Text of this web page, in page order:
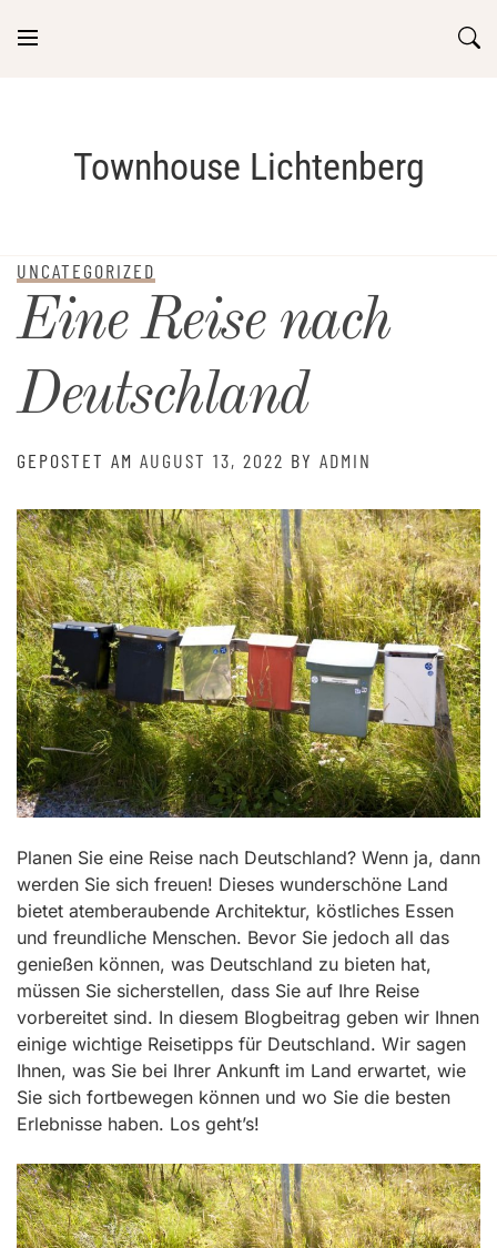
Townhouse Lichtenberg
UNCATEGORIZED
Eine Reise nach
Deutschland
GEPOSTET AM AUGUST 13, 2022 BY ADMIN
Planen Sie eine Reise nach Deutschland? Wenn ja, dann
werden Sie sich freuen! Dieses wunderschöne Land
bietet atemberaubende Architektur, köstliches Essen
und freundliche Menschen. Bevor Sie jedoch all das
genießen können, was Deutschland zu bieten hat,
müssen Sie sicherstellen, dass Sie auf Ihre Reise
vorbereitet sind. In diesem Blogbeitrag geben wir Ihnen
einige wichtige Reisetipps für Deutschland. Wir sagen
Ihnen, was Sie bei Ihrer Ankunft im Land erwartet, wie
Sie sich fortbewegen können und wo Sie die besten
Erlebnisse haben. Los geht’s!